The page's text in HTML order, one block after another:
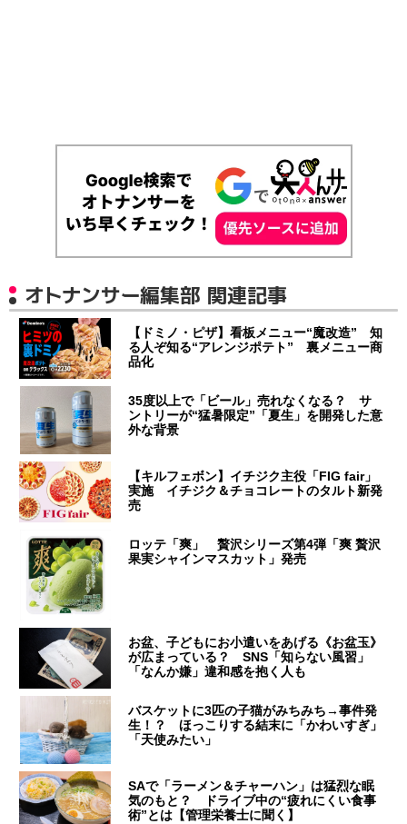
オトナンサー編集部 関連記事
【ドミノ・ピザ】看板メニュー“魔改造” 知
る人ぞ知る“アレンジポテト” 裏メニュー商
品化
35度以上で「ビール」売れなくなる？ サ
ントリーが“猛暑限定”「夏生」を開発した意
外な背景
【キルフェボン】イチジク主役「FIG fair」
実施 イチジク＆チョコレートのタルト新発
売
ロッテ「爽」 贅沢シリーズ第4弾「爽 贅沢
果実シャインマスカット」発売
お盆、子どもにお小遣いをあげる《お盆玉》
が広まっている？ SNS「知らない風習」
「なんか嫌」違和感を抱く人も
バスケットに3匹の子猫がみちみち→事件発
生！？ ほっこりする結末に「かわいすぎ」
「天使みたい」
SAで「ラーメン＆チャーハン」は猛烈な眠
気のもと？ ドライブ中の“疲れにくい食事
術”とは【管理栄養士に聞く】